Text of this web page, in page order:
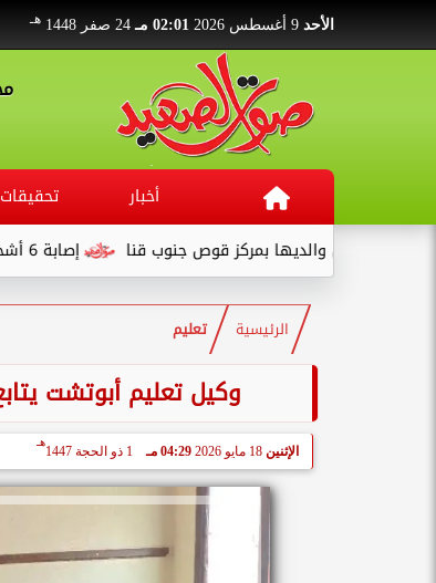
الأحد 02:01 مـ 24 صفر 1448 هـ
أخبار تحقيقات
إصابة 6 أشخاص في انقلاب سيارة نصف نقل بطريق قفط - القصير والديها بمركز قوص جنوب قنا
الرئيسية تعليم
وكيل تعليم أبوتشت
الإثنين 18 مايو 2026 04:29 مـ 1 ذو الحجة 1447
هـ